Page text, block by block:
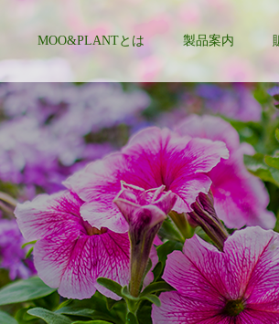
MOO&PLANTとは 製品案内